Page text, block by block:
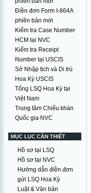
Điền đơn Form I-864A
phiên bản mới
Kiểm tra Case Number
HCM tại NVC
Kiểm tra Receipt
Number tại USCIS
Sở Nhập tịch và Di trú
Hoa Kỳ USCIS
Tổng LSQ Hoa Kỳ tại
Việt Nam
Trung tâm Chiếu khán
Quốc gia NVC
MỤC LỤC CẦN THIẾT
Hồ sơ tại LSQ
Hồ sơ tại NVC
Hướng dẫn điền đơn
gửi LSQ Hoa Kỳ
Luật & Văn bản